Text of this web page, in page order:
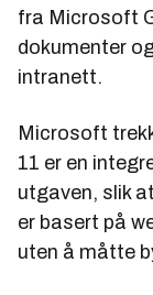
fra Microsoft
dokumenter
intranett.
Microsoft
11 er en
utgaven, slik
er basert på
uten å måtte